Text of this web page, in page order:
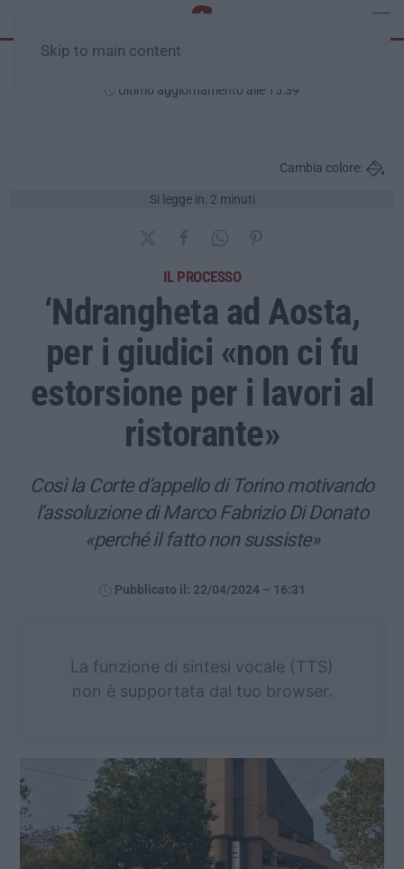
Skip to main content
Ultimo aggiornamento alle 15:39
Si legge in: 2 minuti
Cambia colore:
IL PROCESSO
‘Ndrangheta ad Aosta,
per i giudici «non ci fu
estorsione per i lavori al
ristorante»
Così la Corte d’appello di Torino motivando
l’assoluzione di Marco Fabrizio Di Donato
«perché il fatto non sussiste»
Pubblicato il: 22/04/2024 – 16:31
La funzione di sintesi vocale (TTS)
non è supportata dal tuo browser.